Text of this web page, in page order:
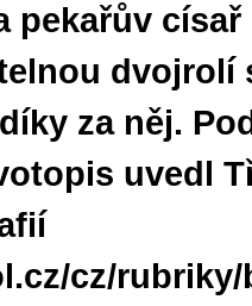
pekařův císař
dvojrolí
za něj.
uvedl
cz/rubriky/